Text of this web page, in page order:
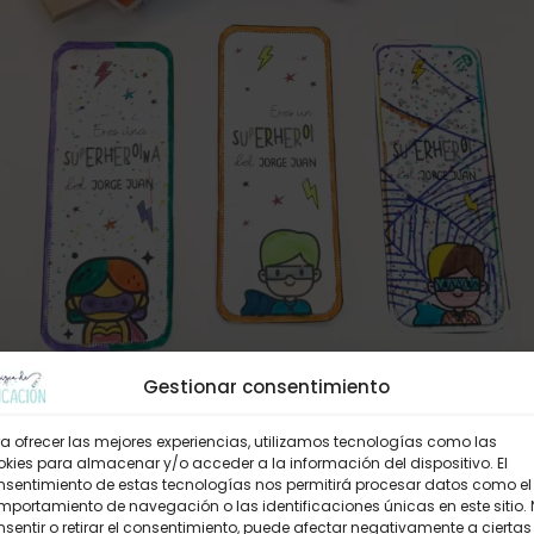
Gestionar consentimiento
ofrecer las mejores experiencias, utilizamos tecnologías como las
para almacenar y/o acceder a la información del dispositivo. El
de estas tecnologías nos permitirá procesar datos como el
de navegación o las identificaciones únicas en este sitio.
o retirar el consentimiento, puede afectar negativamente a ciertas